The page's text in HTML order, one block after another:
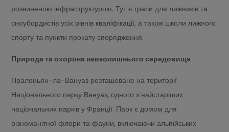
розвиненою інфраструктурою. Тут є траси для лижників та
сноубордистів усіх рівнів кваліфікації, а також школи лижного
спорту та пункти прокату спорядження.
Природа та охорона навколишнього середовища
Пралоньян-ла-Вануаз розташоване на території
Національного парку Вануаз, одного з найстаріших
національних парків у Франції. Парк є домом для
різноманітної флори та фауни, включаючи альпійських